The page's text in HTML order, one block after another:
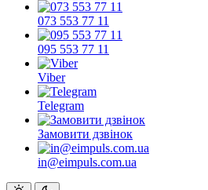
073 553 77 11
095 553 77 11
Viber
Telegram
Замовити дзвінок
in@eimpuls.com.ua